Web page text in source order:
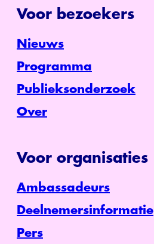
Voor bezoekers
Nieuws
Programma
Publieksonderzoek
Over
Voor organisaties
Ambassadeurs
Deelnemersinformatie
Pers